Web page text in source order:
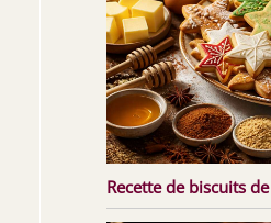
Recette de biscuits